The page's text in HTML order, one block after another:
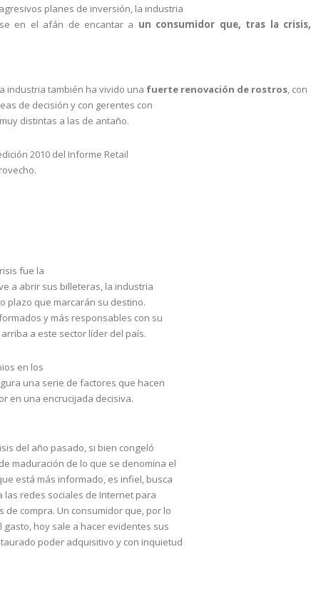
planes de inversión, la industria
en el afán de encantar a un consumidor que, tras la crisis,
industria también ha vivido una fuerte renovación de rostros, con
de decisión y con gerentes con
distintas a las de antaño.
2010 del Informe Retail
fue la
a abrir sus billeteras, la industria
plazo que marcarán su destino.
y más responsables con su
a este sector líder del país.
en los
una serie de factores que hacen
en una encrucijada decisiva.
del año pasado, si bien congeló
maduración de lo que se denomina el
está más informado, es infiel, busca
las redes sociales de Internet para
compra. Un consumidor que, por lo
hoy sale a hacer evidentes sus
poder adquisitivo y con inquietud